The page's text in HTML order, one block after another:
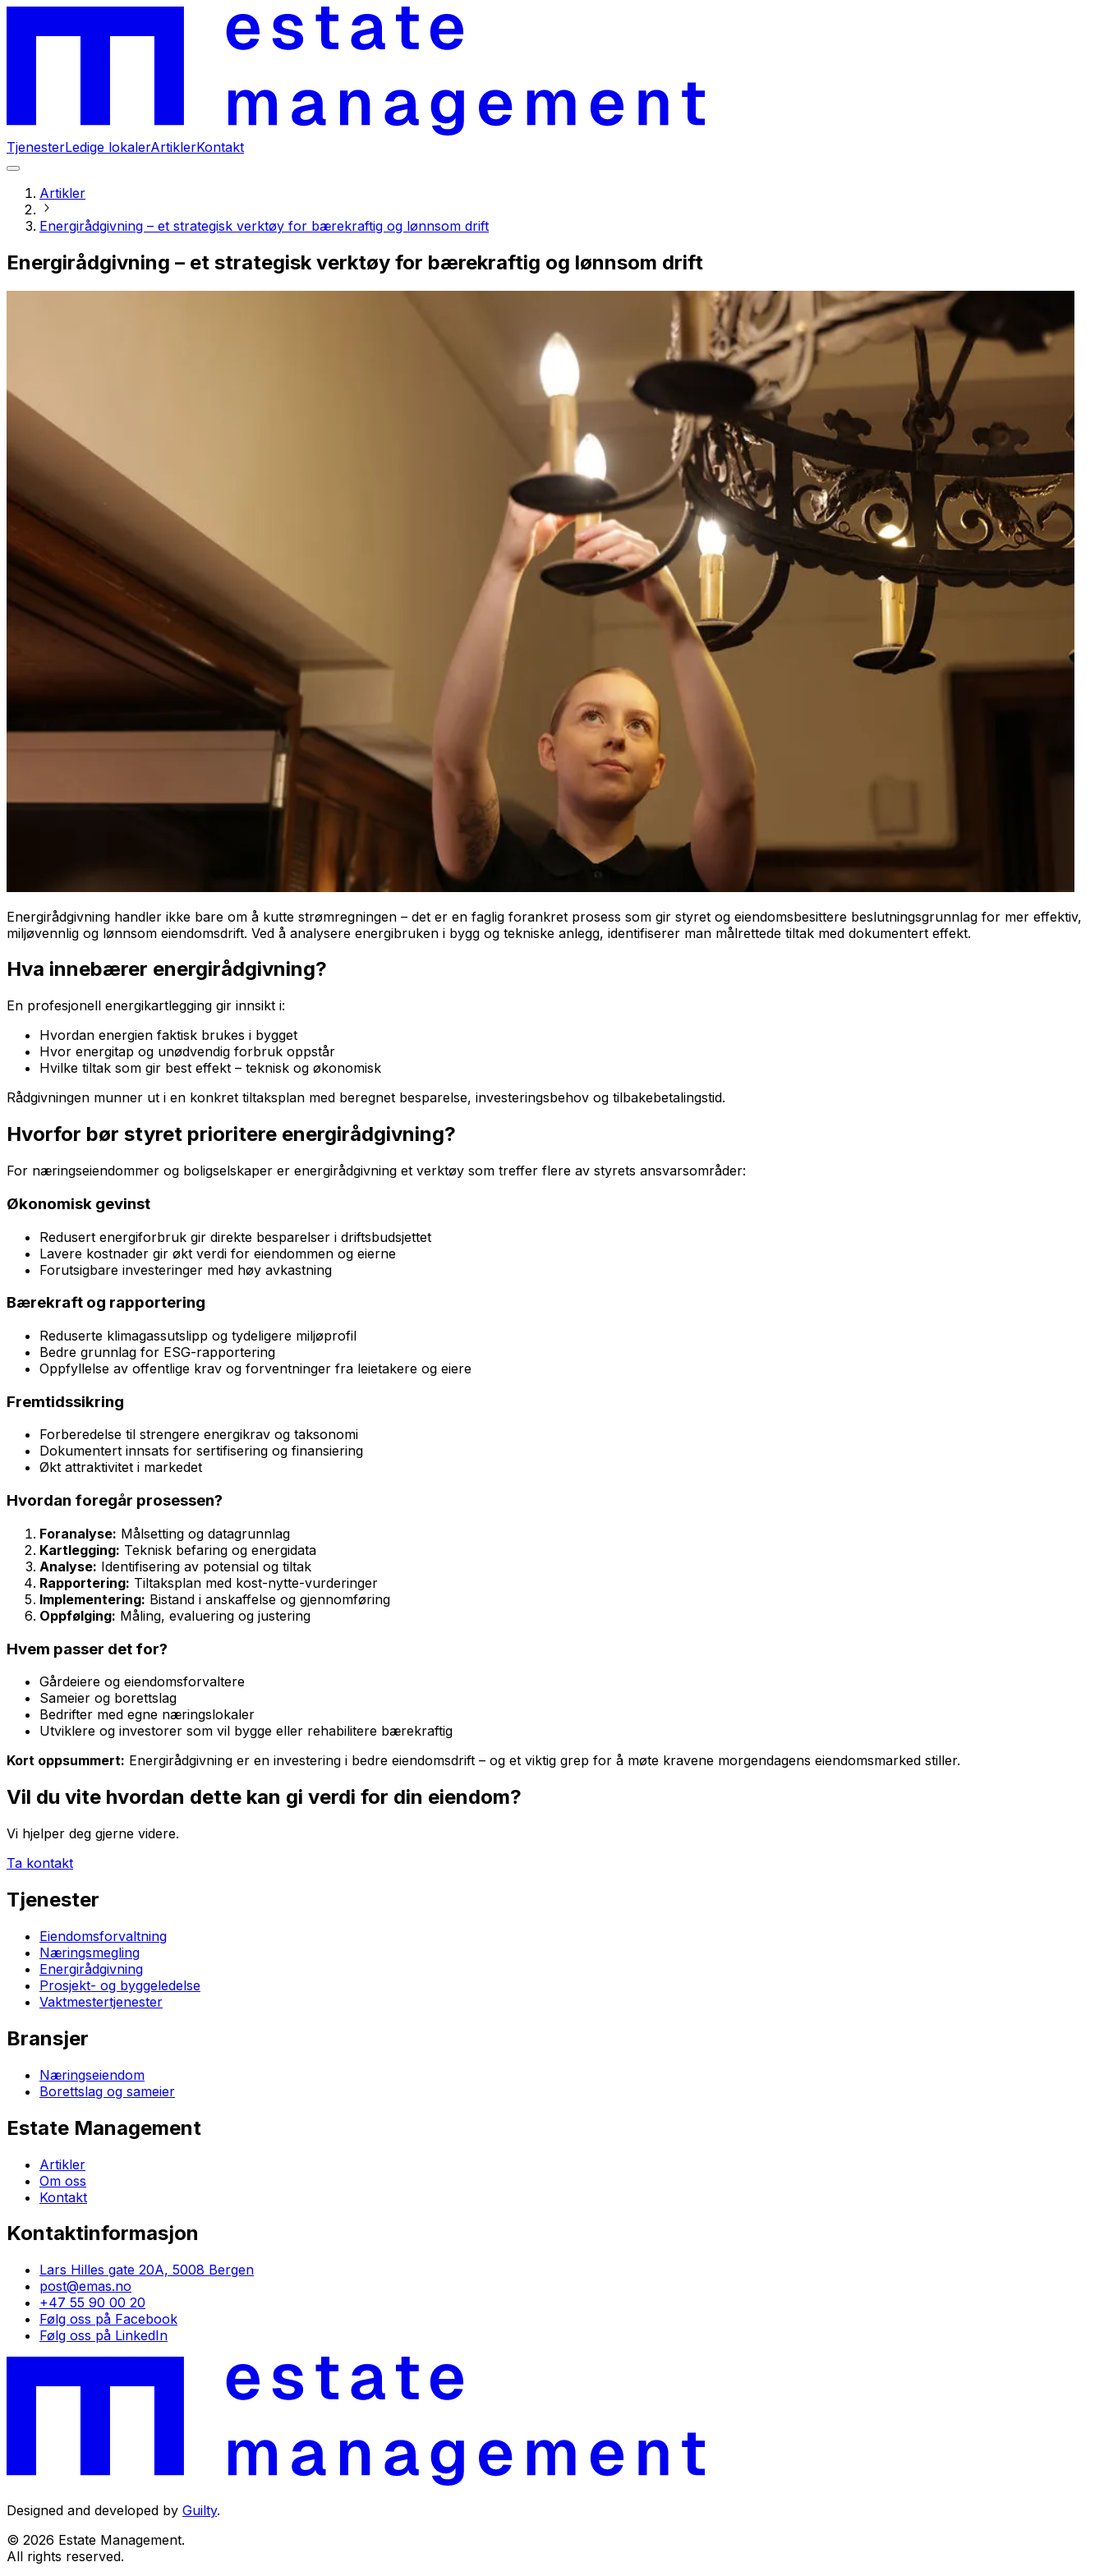
TjenesterLedige lokalerArtiklerKontakt
Artikler
Energirådgivning – et strategisk verktøy for bærekraftig og lønnsom drift
Energirådgivning – et strategisk verktøy for bærekraftig og lønnsom drift
Energirådgivning handler ikke bare om å kutte strømregningen – det er en faglig forankret prosess som gir styret og eiendomsbesittere beslutningsgrunnlag for mer effektiv,
miljøvennlig og lønnsom eiendomsdrift. Ved å analysere energibruken i bygg og tekniske anlegg, identifiserer man målrettede tiltak med dokumentert effekt.
Hva innebærer energirådgivning?
En profesjonell energikartlegging gir innsikt i:
Hvordan energien faktisk brukes i bygget
Hvor energitap og unødvendig forbruk oppstår
Hvilke tiltak som gir best effekt – teknisk og økonomisk
Rådgivningen munner ut i en konkret tiltaksplan med beregnet besparelse, investeringsbehov og tilbakebetalingstid.
Hvorfor bør styret prioritere energirådgivning?
For næringseiendommer og boligselskaper er energirådgivning et verktøy som treffer flere av styrets ansvarsområder:
Økonomisk gevinst
Redusert energiforbruk gir direkte besparelser i driftsbudsjettet
Lavere kostnader gir økt verdi for eiendommen og eierne
Forutsigbare investeringer med høy avkastning
Bærekraft og rapportering
Reduserte klimagassutslipp og tydeligere miljøprofil
Bedre grunnlag for ESG-rapportering
Oppfyllelse av offentlige krav og forventninger fra leietakere og eiere
Fremtidssikring
Forberedelse til strengere energikrav og taksonomi
Dokumentert innsats for sertifisering og finansiering
Økt attraktivitet i markedet
Hvordan foregår prosessen?
Foranalyse: Målsetting og datagrunnlag
Kartlegging: Teknisk befaring og energidata
Analyse: Identifisering av potensial og tiltak
Rapportering: Tiltaksplan med kost-nytte-vurderinger
Implementering: Bistand i anskaffelse og gjennomføring
Oppfølging: Måling, evaluering og justering
Hvem passer det for?
Gårdeiere og eiendomsforvaltere
Sameier og borettslag
Bedrifter med egne næringslokaler
Utviklere og investorer som vil bygge eller rehabilitere bærekraftig
Kort oppsummert: Energirådgivning er en investering i bedre eiendomsdrift – og et viktig grep for å møte kravene morgendagens eiendomsmarked stiller.
Vil du vite hvordan dette kan gi verdi for din eiendom?
Vi hjelper deg gjerne videre.
Ta kontakt
Tjenester
Eiendomsforvaltning
Næringsmegling
Energirådgivning
Prosjekt- og byggeledelse
Vaktmestertjenester
Bransjer
Næringseiendom
Borettslag og sameier
Estate Management
Artikler
Om oss
Kontakt
Kontaktinformasjon
Lars Hilles gate 20A, 5008 Bergen
post@emas.no
+47 55 90 00 20
Følg oss på Facebook
Følg oss på LinkedIn
Designed and developed by Guilty.
© 2026 Estate Management.
All rights reserved.